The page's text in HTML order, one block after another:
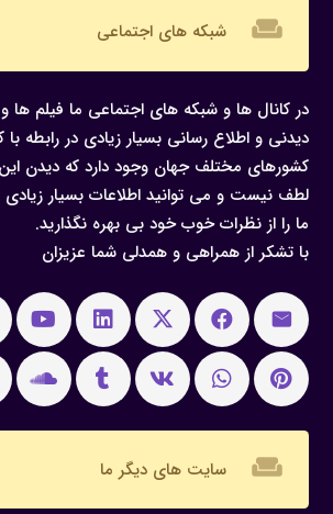
weekend شبکه های اجتماعی
در کانال ها و شبکه های اجتماعی ما فیلم ها
دیدنی و اطلاع رسانی بسیار زیادی در رابطه با
کشورهای مختلف جهان وجود دارد که دیدن این
لطف نیست و می توانید اطلاعات بسیار زیادی
ما را از نظرات خوب خود بی بهره نگذارید.
با تشکر از همراهی و همدلی شما عزیزان
weekend سایت های دیگر ما